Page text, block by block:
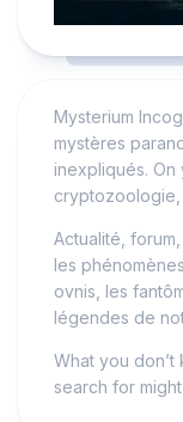
Mysterium
mystères
inexpliqués.
cryptozoologie,
Actualité,
les
ovnis, les
légendes de
What you don’t
search for